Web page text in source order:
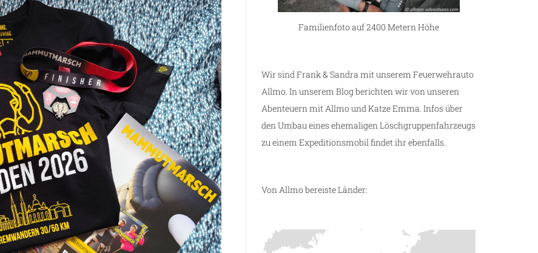
Familienfoto auf 2400 Metern Höhe
Wir sind Frank & Sandra mit unserem Feuerwehrauto
Allmo. In unserem Blog berichten wir von unseren
Abenteuern mit Allmo und Katze Emma. Infos über
den Umbau eines ehemaligen Löschgruppenfahrzeugs
zu einem Expeditionsmobil findet ihr ebenfalls.
Von Allmo bereiste Länder: